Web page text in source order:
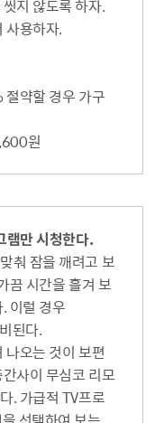
지 않도록 하자.
사용하자.
약할 경우 가구
원
램만 시청한다.
춰 잠을 깨려고 보
끔 시간을 흘겨 보
이럴 경우
된다.
나오는 것이 보편
사이 무심코 리모
. 가급적 TV프로